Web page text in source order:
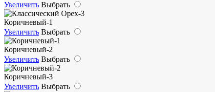
Увеличить Выбрать
Коричневый-1
Увеличить Выбрать
Коричневый-2
Увеличить Выбрать
Коричневый-3
Увеличить Выбрать